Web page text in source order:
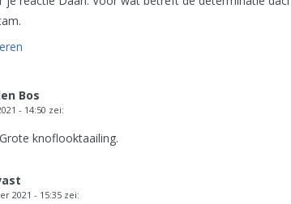
Bos
- 14:50 zei:
knoflooktaailing.
2021 - 15:35 zei: